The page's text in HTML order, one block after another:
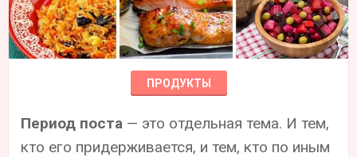
ПРОДУКТЫ
Период поста — это отдельная тема. И тем,
кто его придерживается, и тем, кто по иным